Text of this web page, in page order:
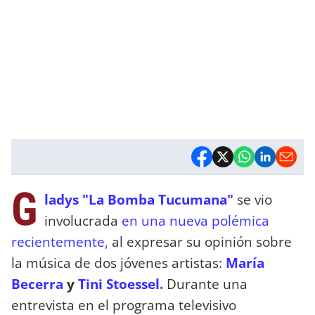
G ladys "La Bomba Tucumana" se vio
involucrada en una nueva polémica
recientemente, al expresar su opinión sobre
la música de dos jóvenes artistas: María
Becerra yTini Stoessel. Durante una
entrevista en el programa televisivo